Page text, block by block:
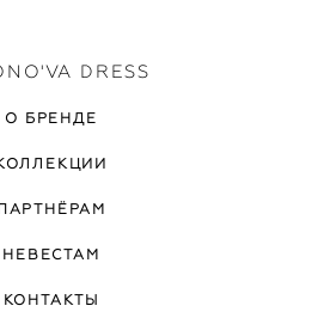
DRESS
О БРЕНДЕ
НЕВЕСТАМ
КОНТАКТЫ